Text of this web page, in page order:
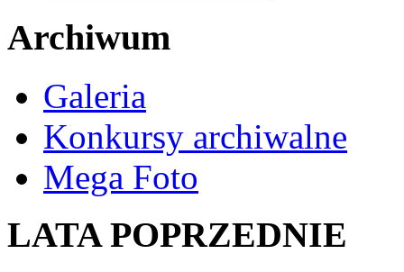
Archiwum
Galeria
Konkursy archiwalne
Mega Foto
LATA POPRZEDNIE